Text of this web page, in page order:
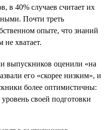
в 40% случаев считает их
Почти треть
опыте, что знаний
хватает.
выпускников оценили «на
его «скорее низким», и
более оптимистичны:
своей подготовки